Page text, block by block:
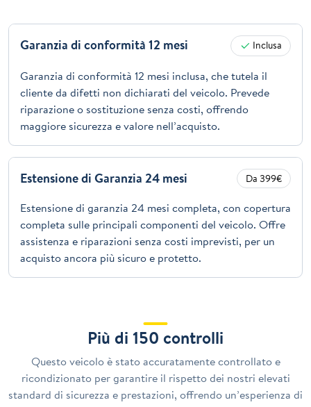
Garanzia di conformità 12 mesi Inclusa
Garanzia di conformità 12 mesi inclusa, che tutela il
cliente da difetti non dichiarati del veicolo. Prevede
riparazione o sostituzione senza costi, offrendo
maggiore sicurezza e valore nell’acquisto.
Estensione di Garanzia 24 mesi Da 399€
Estensione di garanzia 24 mesi completa, con copertura
completa sulle principali componenti del veicolo. Offre
assistenza e riparazioni senza costi imprevisti, per un
acquisto ancora più sicuro e protetto.
Più di 150 controlli
Questo veicolo è stato accuratamente controllato e
ricondizionato per garantire il rispetto dei nostri elevati
standard di sicurezza e prestazioni, offrendo un’esperienza di